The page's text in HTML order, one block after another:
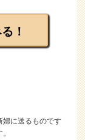
！
婦に送るものです